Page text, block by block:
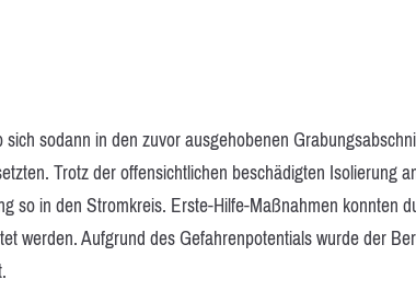
sodann in den zuvor ausgehobenen
Trotz der offensichtlichen beschädigten Isolierung
so in den Stromkreis. Erste-Hilfe-Maßnahmen konnten
werden. Aufgrund des Gefahrenpotentials wurde der